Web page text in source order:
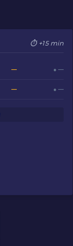
⏱ +15 min
— ● —
— ● —